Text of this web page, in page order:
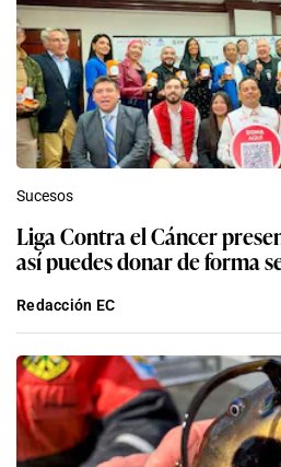
Sucesos
Liga Contra el Cáncer
así puedes donar de forma
Redacción EC